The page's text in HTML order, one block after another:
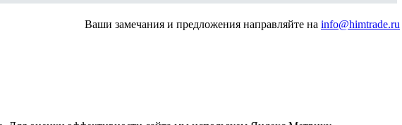
Ваши замечания и предложения направляйте на info@himtrade.ru